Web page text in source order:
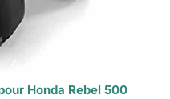
Honda Rebel 500